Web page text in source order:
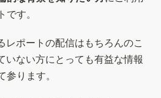
す。
レポートの配信はもちろんのこ
いない方にとっても有益な情報
ります。